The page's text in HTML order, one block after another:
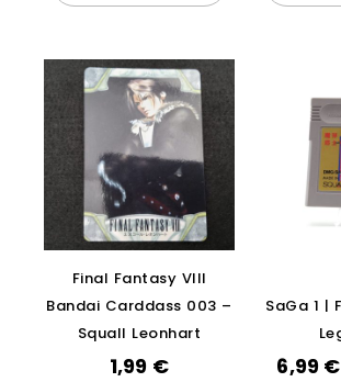
Final Fantasy VIII
Bandai Carddass 003 –
Squall Leonhart
1,99 €
SaGa 1 |
6,99 €